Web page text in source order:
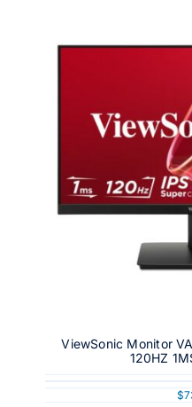
ViewSonic Monitor
120HZ
$